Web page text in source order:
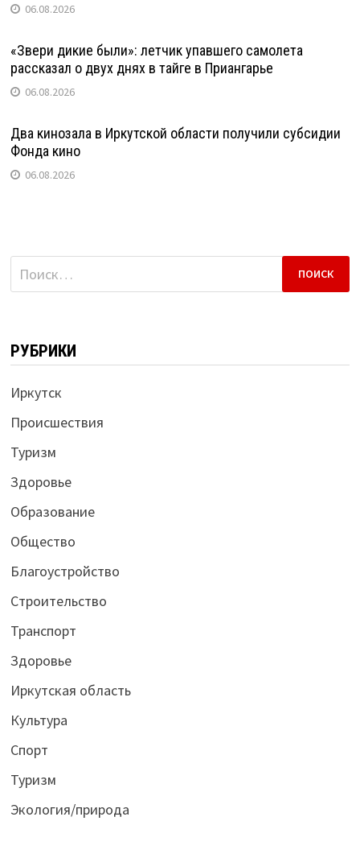
06.08.2026
«Звери дикие были»: летчик упавшего самолета
рассказал о двух днях в тайге в Приангарье
06.08.2026
Два кинозала в Иркутской области получили субсидии
Фонда кино
06.08.2026
Найти:
РУБРИКИ
Иркутск
Происшествия
Туризм
Здоровье
Образование
Общество
Благоустройство
Строительство
Транспорт
Здоровье
Иркутская область
Культура
Спорт
Туризм
Экология/природа